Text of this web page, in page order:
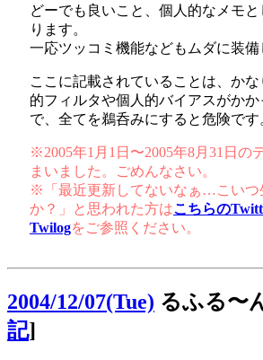
どーでも良いこと、個人的なメモ
ります。
一応ツッコミ機能などもムダに装備
ここに記載されていることは、かな
的フィルタや個人的バイアスがか
で、全てを鵜呑みにすると危険です
※2005年1月1日〜2005年8月31日の
まいました。ごめんなさい。
※「最近更新してないなぁ…こいつ
か？」と思われた方はこちらの
Twilogをご参照ください。
2004/12/07(Tue) るふる〜
記]